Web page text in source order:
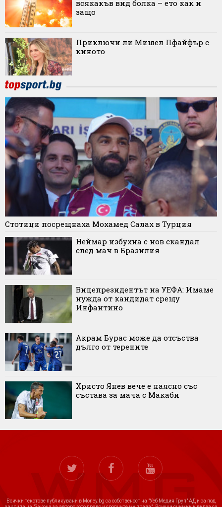
всякакъв вид болка – ето как и
защо
Приключи ли Мишел Пфайфър с
киното
Стотици посрещнаха Мохамед Салах в Турция
Неймар избухна с нов скандал
след мач в Бразилия
Вицепрезидентът на УЕФА: Имаме
нужда от кандидат срещу
Инфантино
Акрам Бурас може да отсъства
дълго от терените
Христо Янев вече е наясно със
състава за мача с Макаби
Всички текстове публикувани в Money.bg са собственост на "Уеб Медия Груп" АД и са под